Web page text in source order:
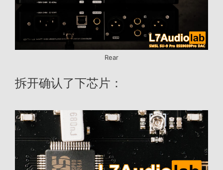
Rear
拆开确认了下芯片：